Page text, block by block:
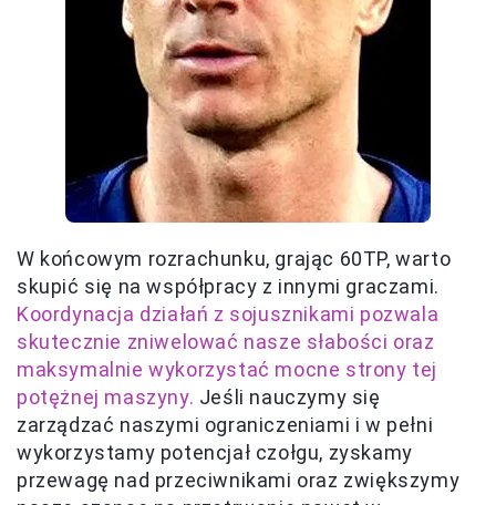
W końcowym rozrachunku, grając 60TP, warto
skupić się na współpracy z innymi graczami.
Koordynacja działań z sojusznikami pozwala
skutecznie zniwelować nasze słabości oraz
maksymalnie wykorzystać mocne strony tej
potężnej maszyny. Jeśli nauczymy się
zarządzać naszymi ograniczeniami i w pełni
wykorzystamy potencjał czołgu, zyskamy
przewagę nad przeciwnikami oraz zwiększymy